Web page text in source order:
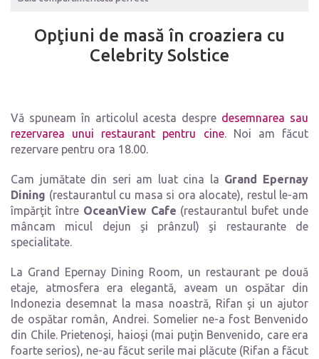
Opţiuni de masă în croaziera cu
Celebrity Solstice
Vă spuneam în articolul acesta despre desemnarea sau
rezervarea unui restaurant pentru cine. Noi am făcut
rezervare pentru ora 18.00.
Cam jumătate din seri am luat cina la Grand Epernay
Dining (restaurantul cu masa si ora alocate), restul le-am
împărţit între OceanView Cafe (restaurantul bufet unde
mâncam micul dejun şi prânzul) şi restaurante de
specialitate.
La Grand Epernay Dining Room, un restaurant pe două
etaje, atmosfera era elegantă, aveam un ospătar din
Indonezia desemnat la masa noastră, Rifan şi un ajutor
de ospătar român, Andrei. Somelier ne-a fost Benvenido
din Chile. Prietenoşi, haioşi (mai puţin Benvenido, care era
foarte serios), ne-au făcut serile mai plăcute (Rifan a făcut